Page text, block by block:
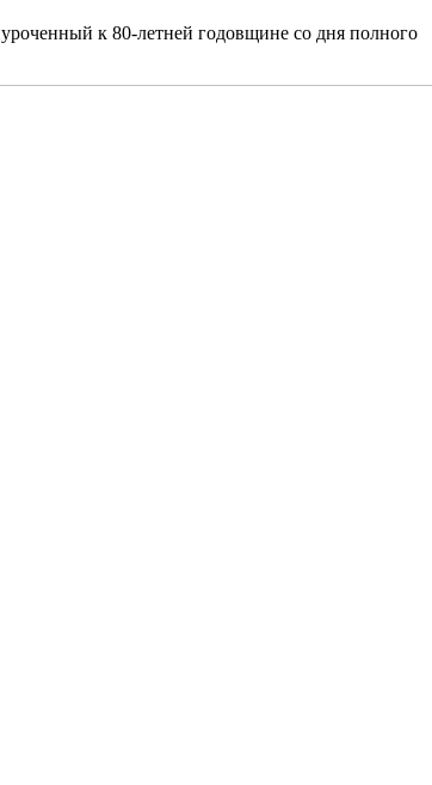
к 80-летней годовщине со дня полного